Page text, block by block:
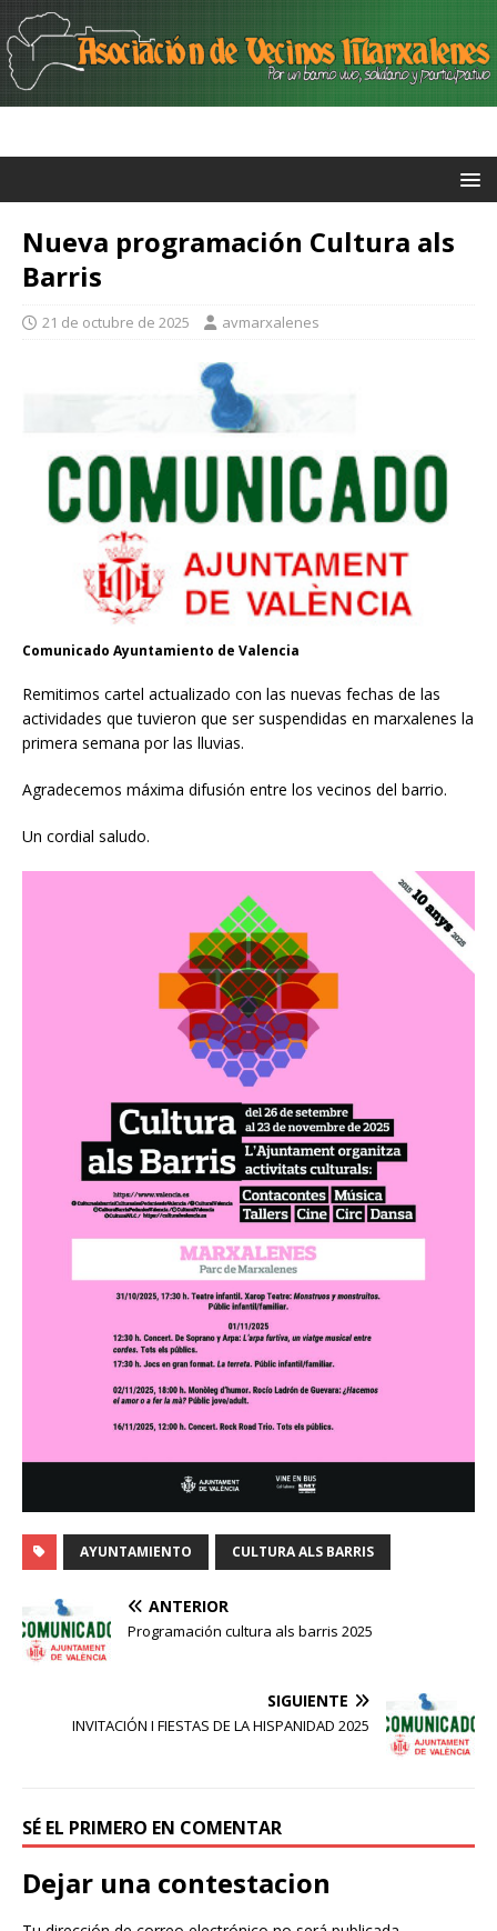
Nueva programación Cultura als
Barris
21 de octubre de 2025 avmarxalenes
Comunicado Ayuntamiento de Valencia
Remitimos cartel actualizado con las nuevas fechas de las
actividades que tuvieron que ser suspendidas en marxalenes la
primera semana por las lluvias.
Agradecemos máxima difusión entre los vecinos del barrio.
Un cordial saludo.
AYUNTAMIENTO CULTURA ALS BARRIS
ANTERIOR
Programación cultura als barris 2025
SIGUIENTE
INVITACIÓN I FIESTAS DE LA HISPANIDAD 2025
SÉ EL PRIMERO EN COMENTAR
Dejar una contestacion